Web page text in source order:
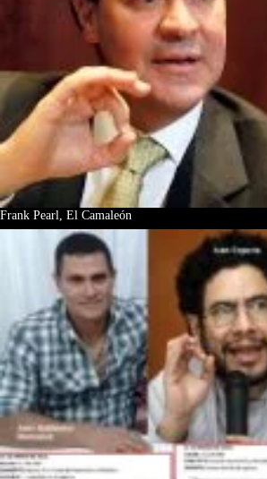
Frank Pearl, El Camaleón